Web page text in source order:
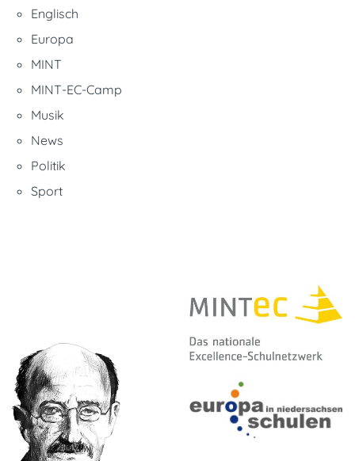
Englisch
Europa
MINT
MINT-EC-Camp
Musik
News
Politik
Sport